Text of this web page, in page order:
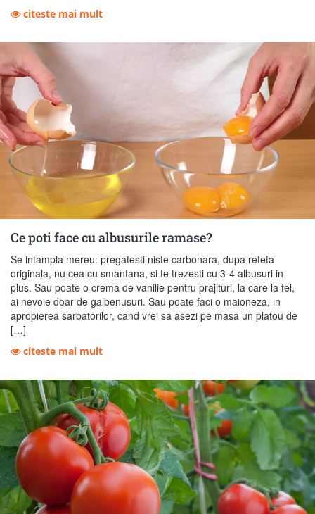
citeste mai mult
Ce poti face cu albusurile ramase?
Se intampla mereu: pregatesti niste carbonara, dupa reteta
originala, nu cea cu smantana, si te trezesti cu 3-4 albusuri in
plus. Sau poate o crema de vanilie pentru prajituri, la care la fel,
ai nevoie doar de galbenusuri. Sau poate faci o maioneza, in
apropierea sarbatorilor, cand vrei sa asezi pe masa un platou de
[…]
citeste mai mult